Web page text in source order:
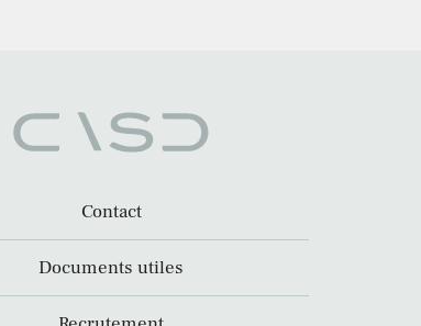
Contact
Documents utiles